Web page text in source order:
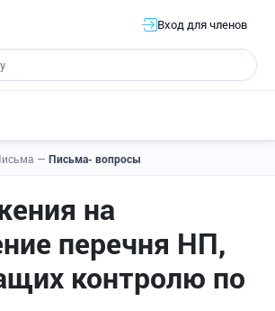
Вход для членов
— Письма- вопросы
на
перечня НП,
контролю по